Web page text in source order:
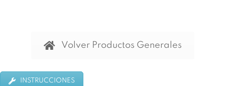
Volver Productos Generales
INSTRUCCIONES